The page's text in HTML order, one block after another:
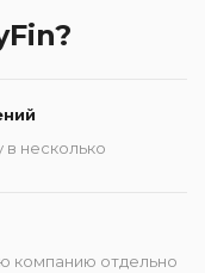
в несколько
компанию отдельно